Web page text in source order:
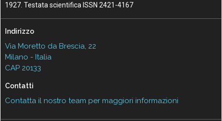
1927. Testata scientifica ISSN 2421-4167
Indirizzo
Via Moretto da Brescia, 22
Milano - Italia
CAP 20133
Contatti
Contatta il nostro team per maggiori informazioni